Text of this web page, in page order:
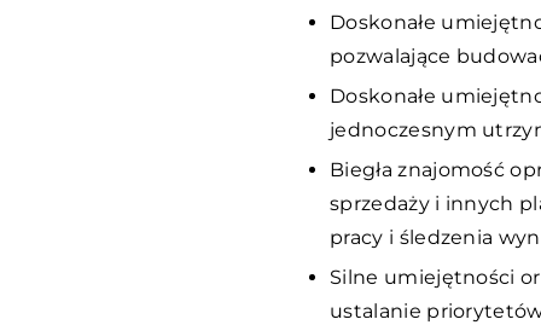
Doskonałe
pozwalające
Doskonałe
jednoczesnym
Biegła znajomość
sprzedaży i innych
pracy i śledzenia
Silne umiejętności
ustalanie